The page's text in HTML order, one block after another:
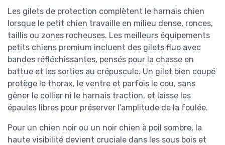
Les gilets de protection complètent le harnais chien
lorsque le petit chien travaille en milieu dense, ronces,
taillis ou zones rocheuses. Les meilleurs équipements
petits chiens premium incluent des gilets fluo avec
bandes réfléchissantes, pensés pour la chasse en
battue et les sorties au crépuscule. Un gilet bien coupé
protège le thorax, le ventre et parfois le cou, sans
gêner le collier ni le harnais traction, et laisse les
épaules libres pour préserver l’amplitude de la foulée.
Pour un chien noir ou un noir chien à poil sombre, la
haute visibilité devient cruciale dans les sous bois et